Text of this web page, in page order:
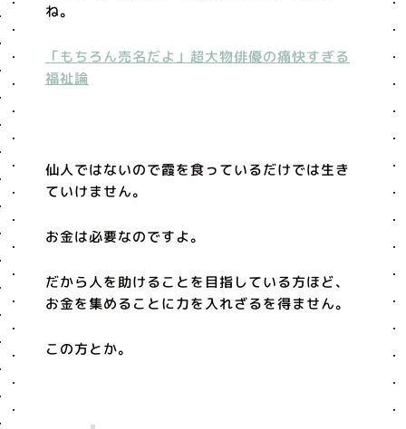
ね。
「もちろん売名だよ」超大物俳優の痛快すぎる
福祉論
仙人ではないので霞を食っているだけでは生き
ていけません。
お金は必要なのですよ。
だから人を助けることを目指している方ほど、
お金を集めることに力を入れざるを得ません。
この方とか。